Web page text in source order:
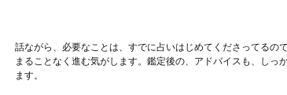
話ながら、必要なことは、すでに占いはじめてくださってるの
まることなく進む気がします。鑑定後の、アドバイスも、しっ
ます。